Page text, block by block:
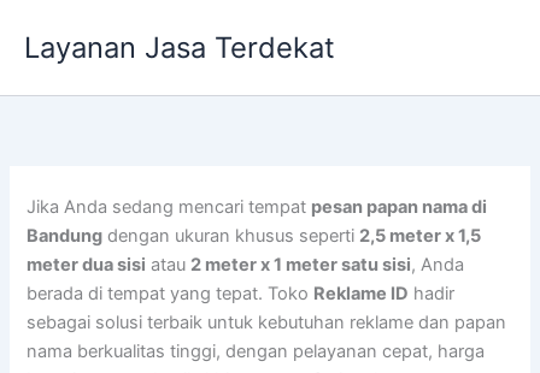
Layanan Jasa Terdekat
Jika Anda sedang mencari tempat pesan papan nama di
Bandung dengan ukuran khusus seperti 2,5 meter x 1,5
meter dua sisi atau 2 meter x 1 meter satu sisi, Anda
berada di tempat yang tepat. Toko Reklame ID hadir
sebagai solusi terbaik untuk kebutuhan reklame dan papan
nama berkualitas tinggi, dengan pelayanan cepat, harga